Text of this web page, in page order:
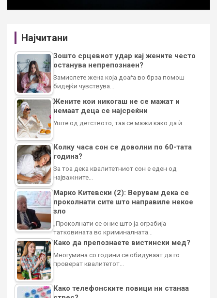
Најчитани
Зошто срцевиот удар кај жените често
останува непрепознаен?
Замислете жена која доаѓа во брза помош
бидејќи чувствува…
Жените кои никогаш не се мажат и
немаат деца се најсреќни
Уште од детството, таа се мажи како да ѝ…
Колку часа сон се доволни по 60-тата
година?
За тоа дека квалитетниот сон е еден од
најважните…
Марко Китевски (2): Верувам дека се
проколнати сите што направиле некое
зло
„Проколнати се оние што ја ограбија
татковината во криминалната…
Како да препознаете вистински мед?
Многумина со години се обидуваат да го
проверат квалитетот…
Како телефонските повици ни станаа